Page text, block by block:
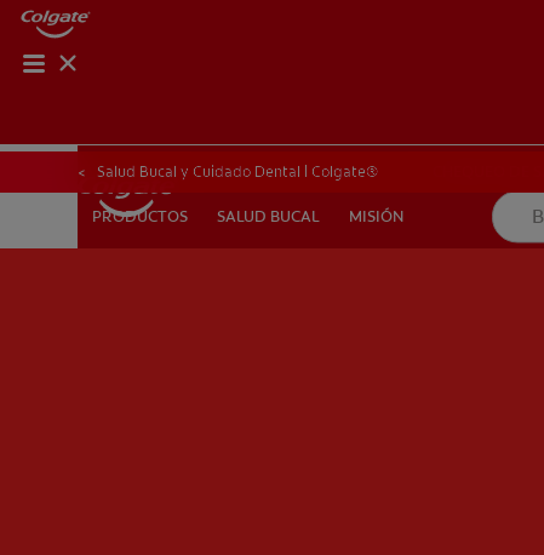
PRODUCTOS
PRODUCTOS SALUD BUCAL MISIÓN
Salud Bucal y Cuidado Dental | Colgate®